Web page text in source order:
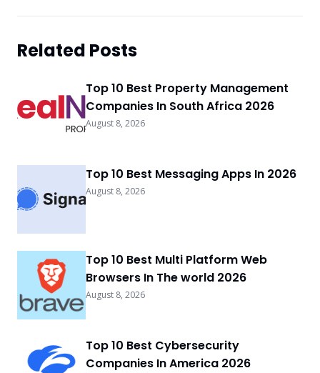
Related Posts
Top 10 Best Property Management
Companies In South Africa 2026
August 8, 2026
Top 10 Best Messaging Apps In 2026
August 8, 2026
Top 10 Best Multi Platform Web
Browsers In The world 2026
August 8, 2026
Top 10 Best Cybersecurity
Companies In America 2026